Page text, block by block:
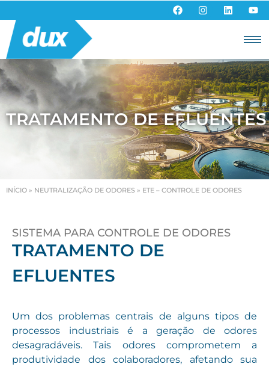
TRATAMENTO DE EFLUENTES
INÍCIO » NEUTRALIZAÇÃO DE ODORES » ETE – CONTROLE DE ODORES
SISTEMA PARA CONTROLE DE ODORES
TRATAMENTO DE
EFLUENTES
Um dos problemas centrais de alguns tipos de
processos industriais é a geração de odores
desagradáveis. Tais odores comprometem a
produtividade dos colaboradores, afetando sua